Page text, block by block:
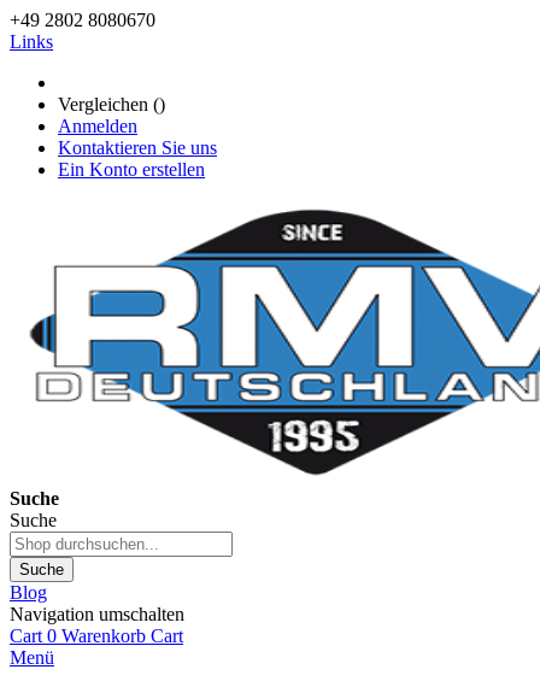
+49 2802 8080670
Links
Vergleichen ()
Anmelden
Kontaktieren Sie uns
Ein Konto erstellen
Suche
Suche
Suche
Blog
Navigation umschalten
Cart 0 Warenkorb Cart
Menü